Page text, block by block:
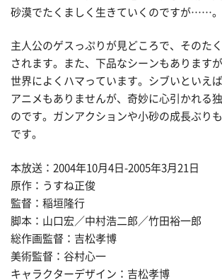
砂漠でたくましく生きていくのですが……。
主人公のゲスっぷりが見どころで、そのた
されます。また、下品なシーンもあります
世界によくハマっています。シブいといえ
アニメもありませんが、奇妙に心引かれる
のです。ガンアクションや小砂の成長ぶり
です。
本放送：2004年10月4日-2005年3月21日
原作：うすね正俊
監督：稲垣隆行
脚本：山口宏／中村浩二郎／竹田裕一郎
総作画監督：吉松孝博
美術監督：谷村心一
キャラクターデザイン：吉松孝博